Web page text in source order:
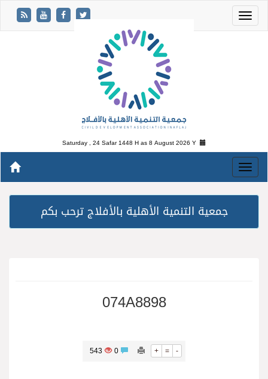
Saturday , 24 Safar 1448 H as8 August 2026 Y
جمعية التنمية الأهلية بالأفلاج ترحب بكم
074A8898
+ = -
543